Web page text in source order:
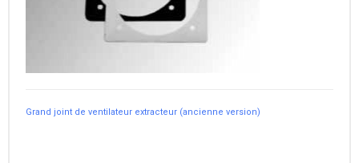
Grand joint de ventilateur extracteur (ancienne version)